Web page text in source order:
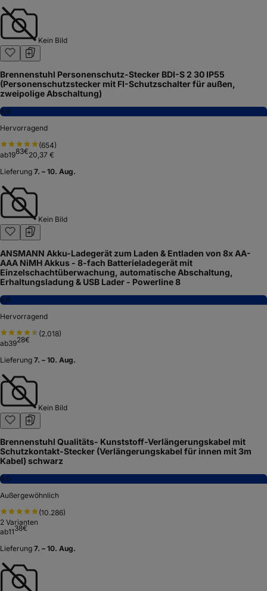
Kein Bild
Brennenstuhl Personenschutz-Stecker BDI-S 2 30 IP55
(Personenschutzstecker mit FI-Schutzschalter für außen,
zweipolige Abschaltung)
8,9
Hervorragend
(654)
ab1983€20,37 €
Lieferung 7. – 10. Aug.
Kein Bild
ANSMANN Akku-Ladegerät zum Laden & Entladen von 8x AA-
AAA NiMH Akkus - 8-fach Batterieladegerät mit
Einzelschachtüberwachung, automatische Abschaltung,
Erhaltungsladung & USB Lader - Powerline 8
8,6
Hervorragend
(2.018)
ab3928€
Lieferung 7. – 10. Aug.
Kein Bild
Brennenstuhl Qualitäts- Kunststoff-Verlängerungskabel mit
Schutzkontakt-Stecker (Verlängerungskabel für innen mit 3m
Kabel) schwarz
9,0
Außergewöhnlich
(10.286)
2 Varianten
ab1138€
Lieferung 7. – 10. Aug.